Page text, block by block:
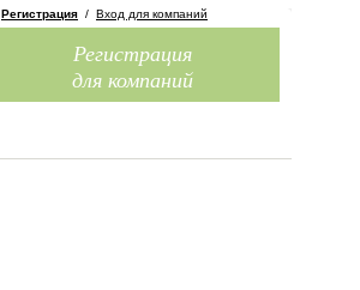
Регистрация / Вход для компаний
Регистрация
для компаний